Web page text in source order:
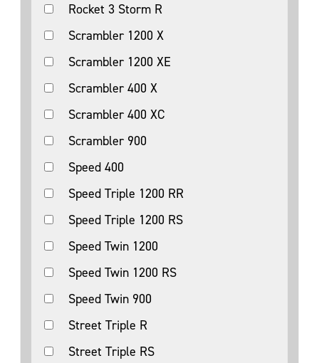
Rocket 3 Storm R
Scrambler 1200 X
Scrambler 1200 XE
Scrambler 400 X
Scrambler 400 XC
Scrambler 900
Speed 400
Speed Triple 1200 RR
Speed Triple 1200 RS
Speed Twin 1200
Speed Twin 1200 RS
Speed Twin 900
Street Triple R
Street Triple RS